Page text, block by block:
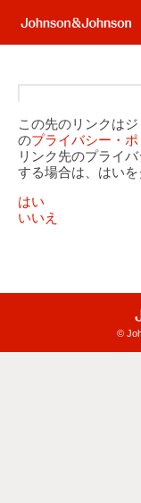
Logo)
この先のリンクは
のプライバシー・
リンク先のプライ
する場合は、はいを
はい
いいえ
©